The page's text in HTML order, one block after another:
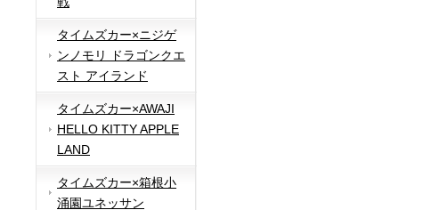
タイムズカー×ニジゲ
ンノモリ ドラゴンクエ
スト アイランド
タイムズカー×AWAJI
HELLO KITTY APPLE
LAND
タイムズカー×箱根小
涌園ユネッサン